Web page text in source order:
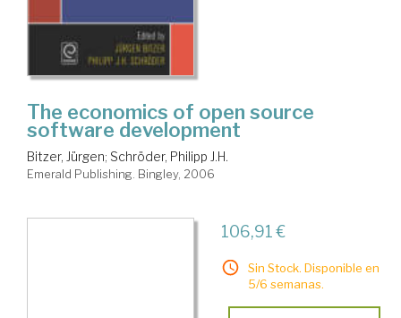
The economics of open source
software development
Bitzer, Jürgen; Schröder, Philipp J.H.
Emerald Publishing. Bingley, 2006
106,91 €
Sin Stock. Disponible en
5/6 semanas.